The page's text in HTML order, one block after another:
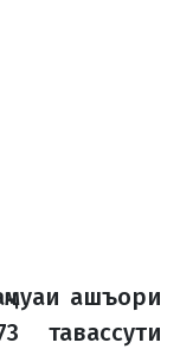
ашъори
тавассути